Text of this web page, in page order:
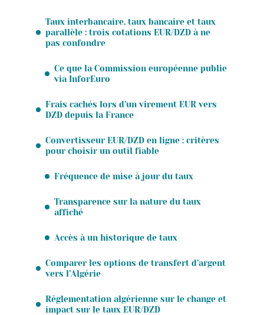
Taux interbancaire, taux bancaire et taux
parallèle : trois cotations EUR/DZD à ne
pas confondre
Ce que la Commission européenne publie
via InforEuro
Frais cachés lors d’un virement EUR vers
DZD depuis la France
Convertisseur EUR/DZD en ligne : critères
pour choisir un outil fiable
Fréquence de mise à jour du taux
Transparence sur la nature du taux
affiché
Accès à un historique de taux
Comparer les options de transfert d’argent
vers l’Algérie
Réglementation algérienne sur le change et
impact sur le taux EUR/DZD